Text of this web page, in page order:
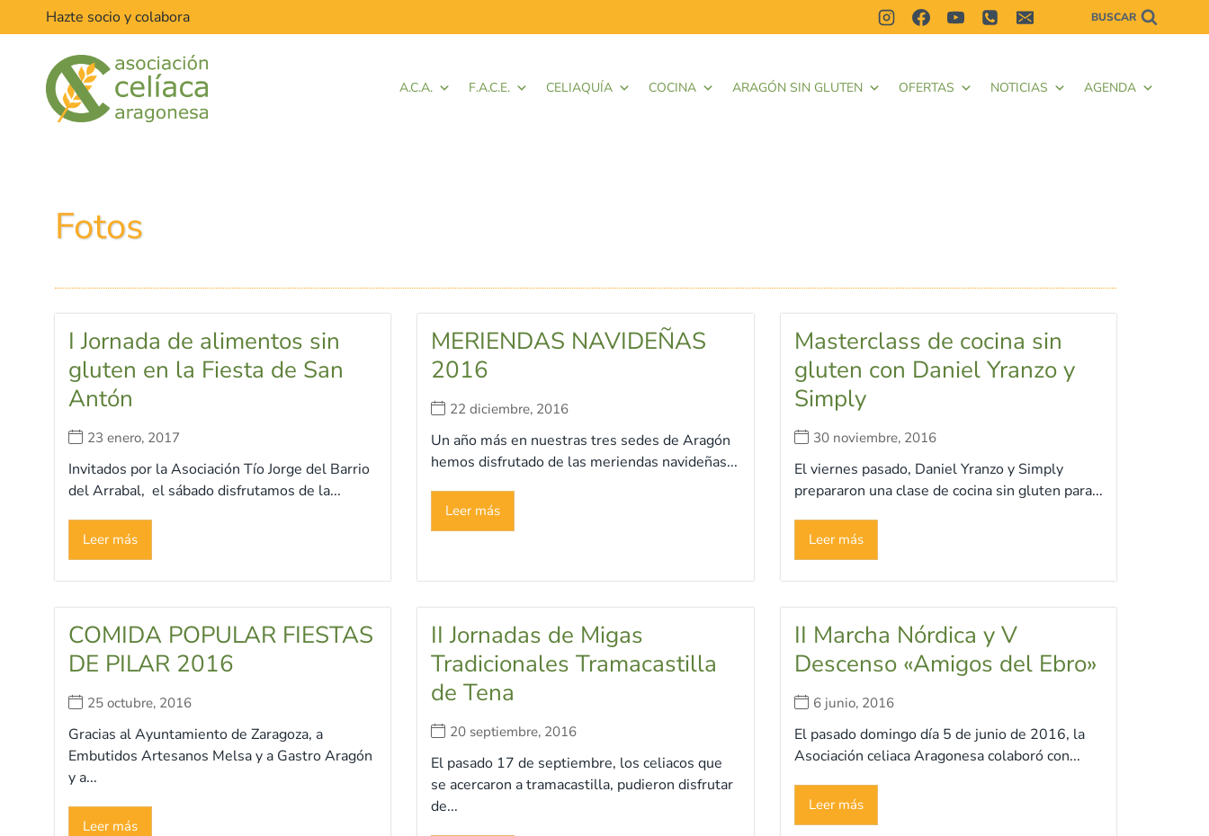
Hazte socio y colabora BUSCAR
A.C.A. F.A.C.E. CELIAQUÍA COCINA ARAGÓN SIN GLUTEN OFERTAS NOTICIAS AGENDA
Fotos
I Jornada de alimentos sin
gluten en la Fiesta de San
Antón
23 enero, 2017
Invitados por la Asociación Tío Jorge del Barrio
del Arrabal, el sábado disfrutamos de la...
Leer más
MERIENDAS NAVIDEÑAS
2016
22 diciembre, 2016
Un año más en nuestras tres sedes de Aragón
hemos disfrutado de las meriendas navideñas...
Leer más
Masterclass de cocina sin
gluten con Daniel Yranzo y
Simply
30 noviembre, 2016
El viernes pasado, Daniel Yranzo y Simply
prepararon una clase de cocina sin gluten para...
Leer más
COMIDA POPULAR FIESTAS
DE PILAR 2016
25 octubre, 2016
Gracias al Ayuntamiento de Zaragoza, a
Embutidos Artesanos Melsa y a Gastro Aragón
y a...
Leer más
II Jornadas de Migas
Tradicionales Tramacastilla
de Tena
20 septiembre, 2016
El pasado 17 de septiembre, los celiacos que
se acercaron a tramacastilla, pudieron disfrutar
de...
II Marcha Nórdica y V
Descenso «Amigos del Ebro»
6 junio, 2016
El pasado domingo día 5 de junio de 2016, la
Asociación celiaca Aragonesa colaboró con...
Leer más